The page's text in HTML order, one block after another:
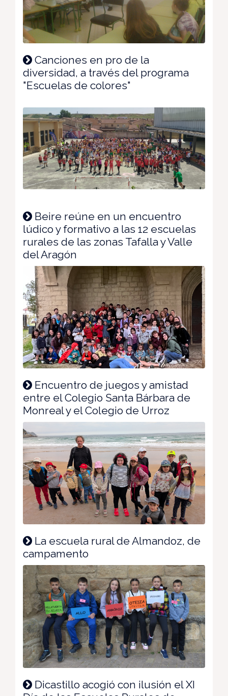
Canciones en pro de la
diversidad, a través del programa
"Escuelas de colores"
Beire reúne en un encuentro
lúdico y formativo a las 12 escuelas
rurales de las zonas Tafalla y Valle
del Aragón
Encuentro de juegos y amistad
entre el Colegio Santa Bárbara de
Monreal y el Colegio de Urroz
La escuela rural de Almandoz, de
campamento
Dicastillo acogió con ilusión el XI